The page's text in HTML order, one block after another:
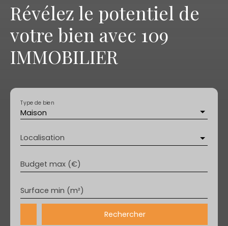
Révélez le potentiel de
votre bien avec 109
IMMOBILIER
Maison
Type de bien
Localisation
Budget max (€)
Surface min (m²)
Rechercher